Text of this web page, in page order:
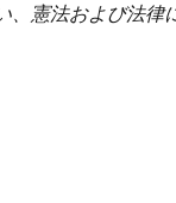
、憲法および法律